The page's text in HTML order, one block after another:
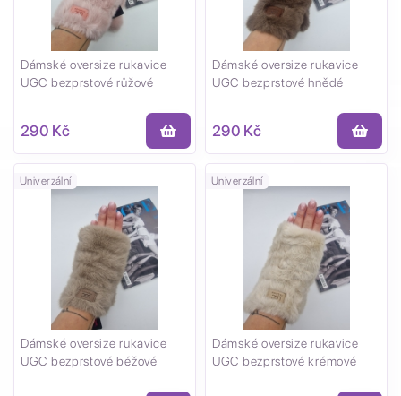
Dámské oversize rukavice
UGC bezprstové růžové
290 Kč
Dámské oversize rukavice
UGC bezprstové hnědé
290 Kč
Univerzální
Dámské oversize rukavice
UGC bezprstové béžové
Univerzální
Dámské oversize rukavice
UGC bezprstové krémové